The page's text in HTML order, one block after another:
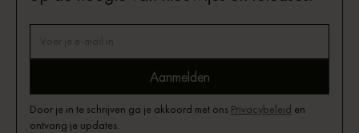
Door je in te schrijven ga je akkoord met ons Privacybeleid en
ontvang je updates.